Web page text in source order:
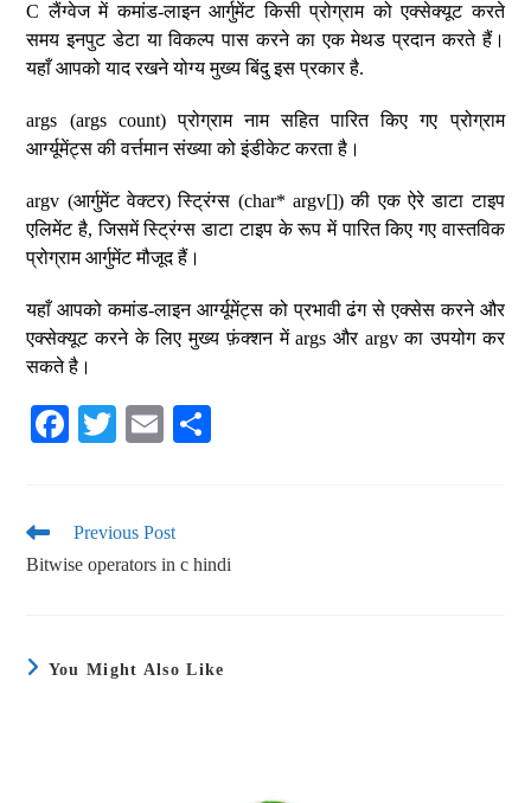
C लैंग्वेज में कमांड-लाइन आर्गुमेंट किसी प्रोग्राम को एक्सेक्यूट करते
समय इनपुट डेटा या विकल्प पास करने का एक मेथड प्रदान करते हैं।
यहाँ आपको याद रखने योग्य मुख्य बिंदु इस प्रकार है.
args (args count) प्रोग्राम नाम सहित पारित किए गए प्रोग्राम
आर्ग्यूमेंट्स की वर्त्तमान संख्या को इंडीकेट करता है।
argv (आर्गुमेंट वेक्टर) स्ट्रिंग्स (char* argv[]) की एक ऐरे डाटा टाइप
एलिमेंट है, जिसमें स्ट्रिंग्स डाटा टाइप के रूप में पारित किए गए वास्तविक
प्रोग्राम आर्गुमेंट मौजूद हैं।
यहाँ आपको कमांड-लाइन आर्ग्यूमेंट्स को प्रभावी ढंग से एक्सेस करने और
एक्सेक्यूट करने के लिए मुख्य फ़ंक्शन में args और argv का उपयोग कर
सकते है।
Fa
ok
T
r
E
Previous Post
Bitwise operators in c hindi
You Might Also Like